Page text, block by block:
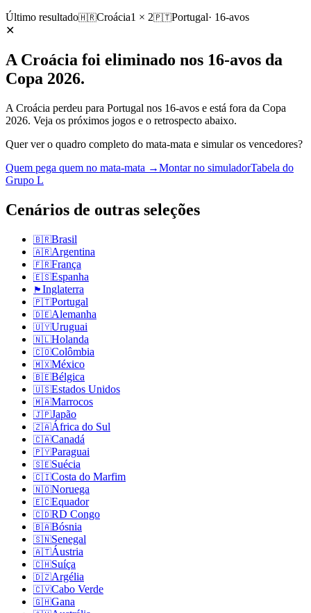
Último resultado🇭🇷Croácia1 × 2🇵🇹Portugal· 16-avos
✕
A Croácia foi eliminado nos 16-avos da
Copa 2026.
A Croácia perdeu para Portugal nos 16-avos e está fora da Copa
2026. Veja os próximos jogos e o retrospecto abaixo.
Quer ver o quadro completo do mata-mata e simular os vencedores?
Quem pega quem no mata-mata →Montar no simuladorTabela do
Grupo L
Cenários de outras seleções
🇧🇷Brasil
🇦🇷Argentina
🇫🇷França
🇪🇸Espanha
🏴󠁧󠁢󠁥󠁮󠁧󠁿 Inglaterra
🇵🇹Portugal
🇩🇪Alemanha
🇺🇾Uruguai
🇳🇱Holanda
🇨🇴Colômbia
🇲🇽México
🇧🇪Bélgica
🇺🇸Estados Unidos
🇲🇦Marrocos
🇯🇵Japão
🇿🇦África do Sul
🇨🇦Canadá
🇵🇾Paraguai
🇸🇪Suécia
🇨🇮Costa do Marfim
🇳🇴Noruega
🇪🇨Equador
🇨🇩RD Congo
🇧🇦Bósnia
🇸🇳Senegal
🇦🇹Áustria
🇨🇭Suíça
🇩🇿Argélia
🇨🇻Cabo Verde
🇬🇭Gana